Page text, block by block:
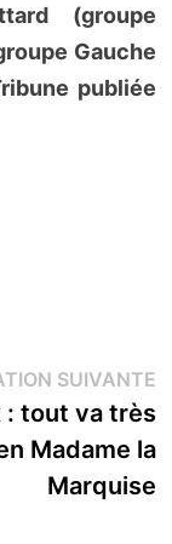
(groupe
Gauche
publiée
SUIVANTE
: tout va très
Madame la
Marquise